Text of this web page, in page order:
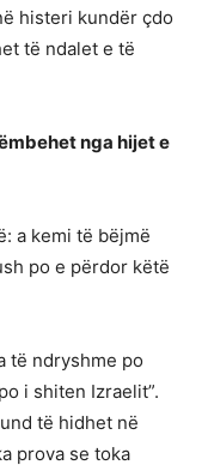
histeri kundër çdo
të ndalet e të
nga hijet e
a kemi të bëjmë
po e përdor këtë
të ndryshme po
i shiten Izraelit”.
të hidhet në
prova se toka